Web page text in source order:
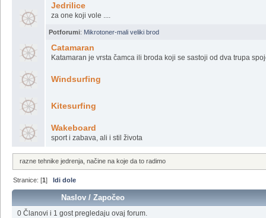
Jedrilice
za one koji vole ....
Potforumi: Mikrotoner-mali veliki brod
Catamaran
Katamaran je vrsta čamca ili broda koji se sastoji od dva trupa
Windsurfing
Kitesurfing
Wakeboard
sport i zabava, ali i stil života
razne tehnike jedrenja, načine na koje da to radimo
Stranice: [1]Idi dole
Naslov /Započeo
0 Članovi i 1 gost pregledaju ovaj forum.